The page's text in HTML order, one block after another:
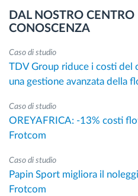
DAL NOSTRO CENTRO
CONOSCENZA
Caso di studio
TDV Group riduce i costi del
una gestione avanzata della
Caso di studio
OREYAFRICA: -13% costi
Frotcom
Caso di studio
Papin Sport migliora il
Frotcom